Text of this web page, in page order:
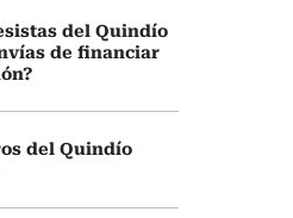
del Quindío
de financiar
del Quindío